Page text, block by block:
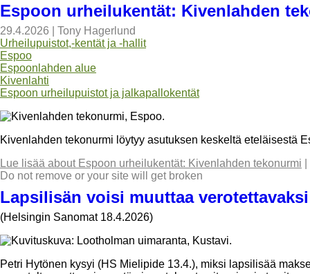
Espoon urheilukentät: Kivenlahden
29.4.2026
Tony Hagerlund
Urheilupuistot,-kentät ja -hallit
Espoo
Espoonlahden alue
Kivenlahti
Espoon urheilupuistot ja jalkapallokentät
Kivenlahden tekonurmi löytyy asutuksen keskeltä eteläisestä
Lue lisää about Espoon urheilukentät: Kivenlahden tekonurmi
Do not remove or your site will get broken
Lapsilisän voisi muuttaa
(Helsingin Sanomat 18.4.2026)
Petri Hytönen kysyi (HS Mielipide 13.4.), miksi lapsilisää